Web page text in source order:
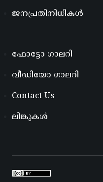
ജനപ്രതിനിധികൾ
ഫോട്ടോ ഗാലറി
വീഡിയോ ഗാലറി
Contact Us
ലിങ്കുകൾ